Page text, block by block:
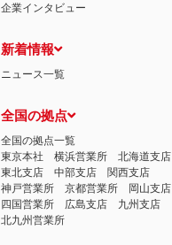
企業インタビュー
新着情報
ニュース一覧
全国の拠点
全国の拠点一覧
東京本社
横浜営業所
北海道支店
東北支店
中部支店
関西支店
神戸営業所
京都営業所
岡山支店
四国営業所
広島支店
九州支店
北九州営業所